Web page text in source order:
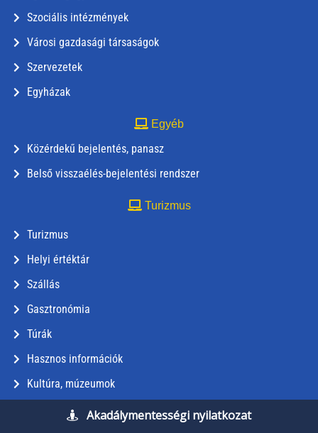
Szociális intézmények
Városi gazdasági társaságok
Szervezetek
Egyházak
Egyéb
Közérdekű bejelentés, panasz
Belső visszaélés-bejelentési rendszer
Turizmus
Turizmus
Helyi értéktár
Szállás
Gasztronómia
Túrák
Hasznos információk
Kultúra, múzeumok
Akadálymentességi nyilatkozat